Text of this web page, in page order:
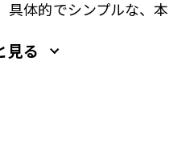
具体的でシンプルな、本
見る